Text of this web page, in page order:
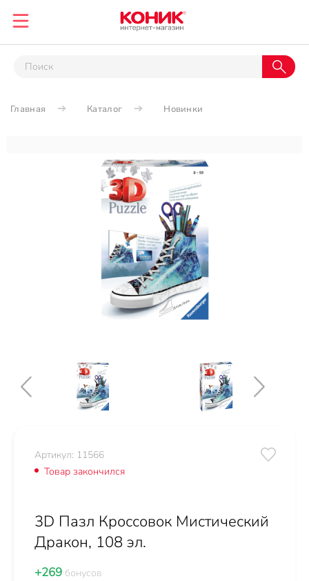
Главная Каталог Новинки
Артикул: 11566
Товар закончился
3D Пазл Кроссовок Мистический
Дракон, 108 эл.
+269 бонусов